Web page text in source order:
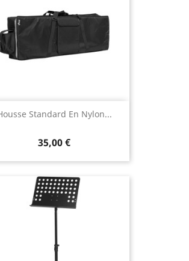
Standard En Nylon...
35,00 €